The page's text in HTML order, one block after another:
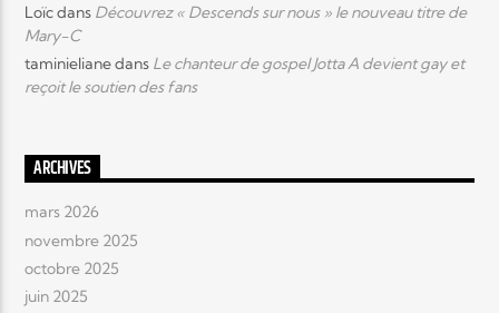
Loïcdans Découvrez « Descends sur nous » le nouveau titre de
Mary-C
taminielianedans Le chanteur de gospel Jotta A devient gay et
reçoit le soutien des fans
ARCHIVES
mars 2026
novembre 2025
octobre 2025
juin 2025